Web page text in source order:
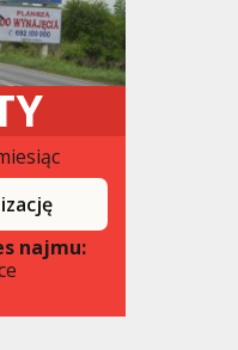
najmu: